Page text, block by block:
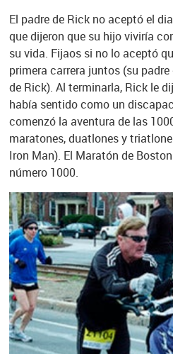
El padre de Rick no aceptó el
que dijeron que su hijo viviría
su vida. Fijaos si no lo aceptó
primera carrera juntos (su
de Rick). Al terminarla, Rick le
había sentido como un
comenzó la aventura de las
maratones, duatlones y
Iron Man). El Maratón de
número 1000.